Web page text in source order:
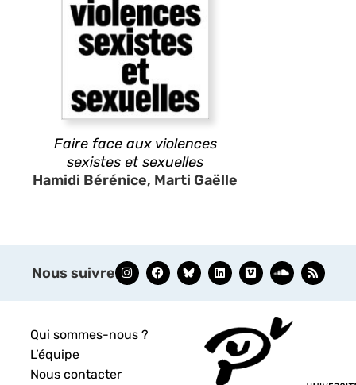
Faire face aux violences
sexistes et sexuelles
Hamidi Bérénice, Marti Gaëlle
Nous suivre
Qui sommes-nous ?
L’équipe
Nous contacter